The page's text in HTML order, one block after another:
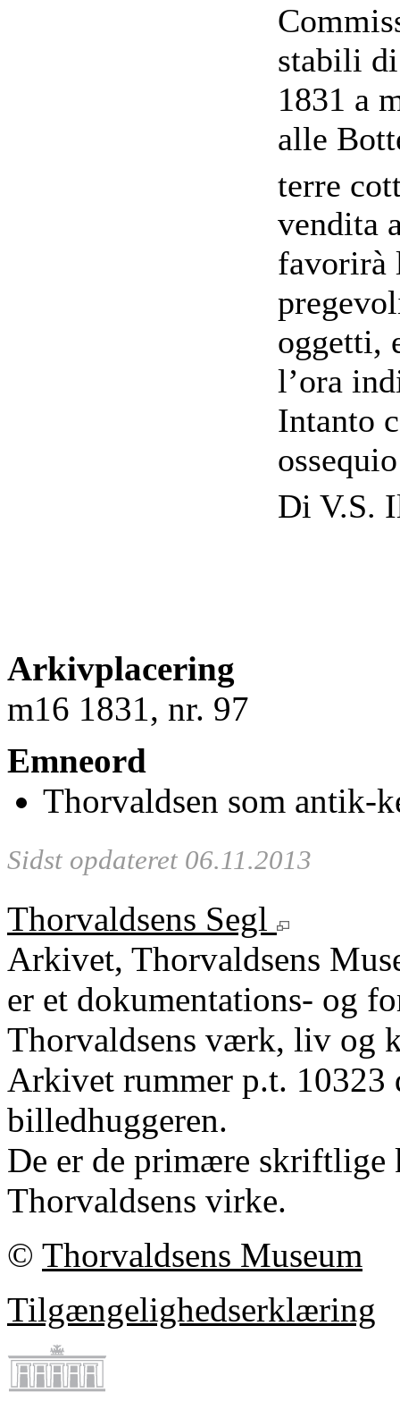
stabili
1831 a
alle
terre
vendita
favorirà
oggetti,
l’ora
Intanto
Di V.S.
Arkivplacering
m16 1831, nr. 97
Emneord
Thorvaldsen som antik-
Sidst opdateret 06.11.2013
Thorvaldsens Segl
Arkivet, Thorvaldsens
er et dokumentations- og
Thorvaldsens værk, liv og
Arkivet rummer p.t.
billedhuggeren.
De er de primære
Thorvaldsens virke.
© Thorvaldsens Museum
Tilgængelighedserklæring